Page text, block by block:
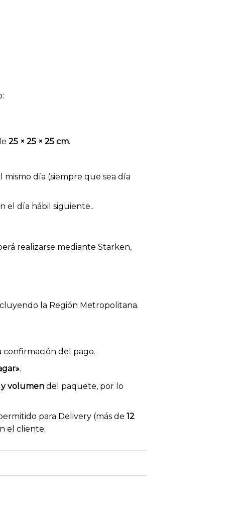
25 × 25 × 25 cm.
mismo día (siempre que sea día
el día hábil siguiente..
realizarse mediante Starken,
la Región Metropolitana.
confirmación del pago.
.
y volumendel paquete, por lo
para Delivery (más de 12
el cliente.